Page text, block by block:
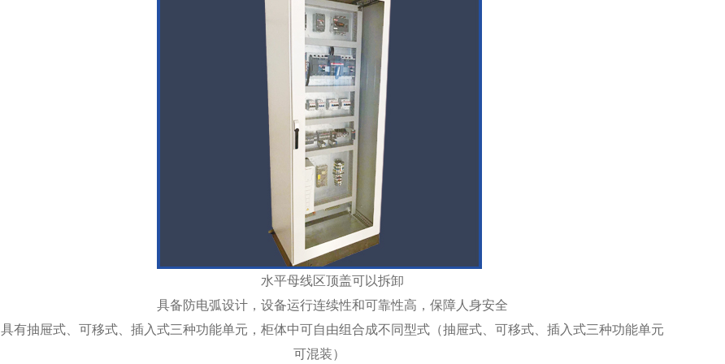
水平母线区顶盖可以拆卸
具备防电弧设计，设备运行连续性和可靠性高，保障人身安全
具有抽屉式、可移式、插入式三种功能单元，柜体中可自由组合成不同型式（抽屉式、可移式、插入式三种功能单元
可混装）